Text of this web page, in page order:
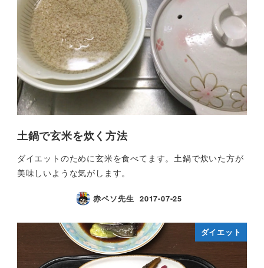
土鍋で玄米を炊く方法
ダイエットのために玄米を食べてます。土鍋で炊いた方が
美味しいような気がします。
赤ペソ先生 2017-07-25
ダイエット